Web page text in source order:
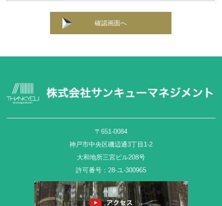
確認画面へ
〒651-0084
神戸市中央区磯辺通3丁目1-2
大和地所三宮ビル208号
許可番号：28-ユ-300965